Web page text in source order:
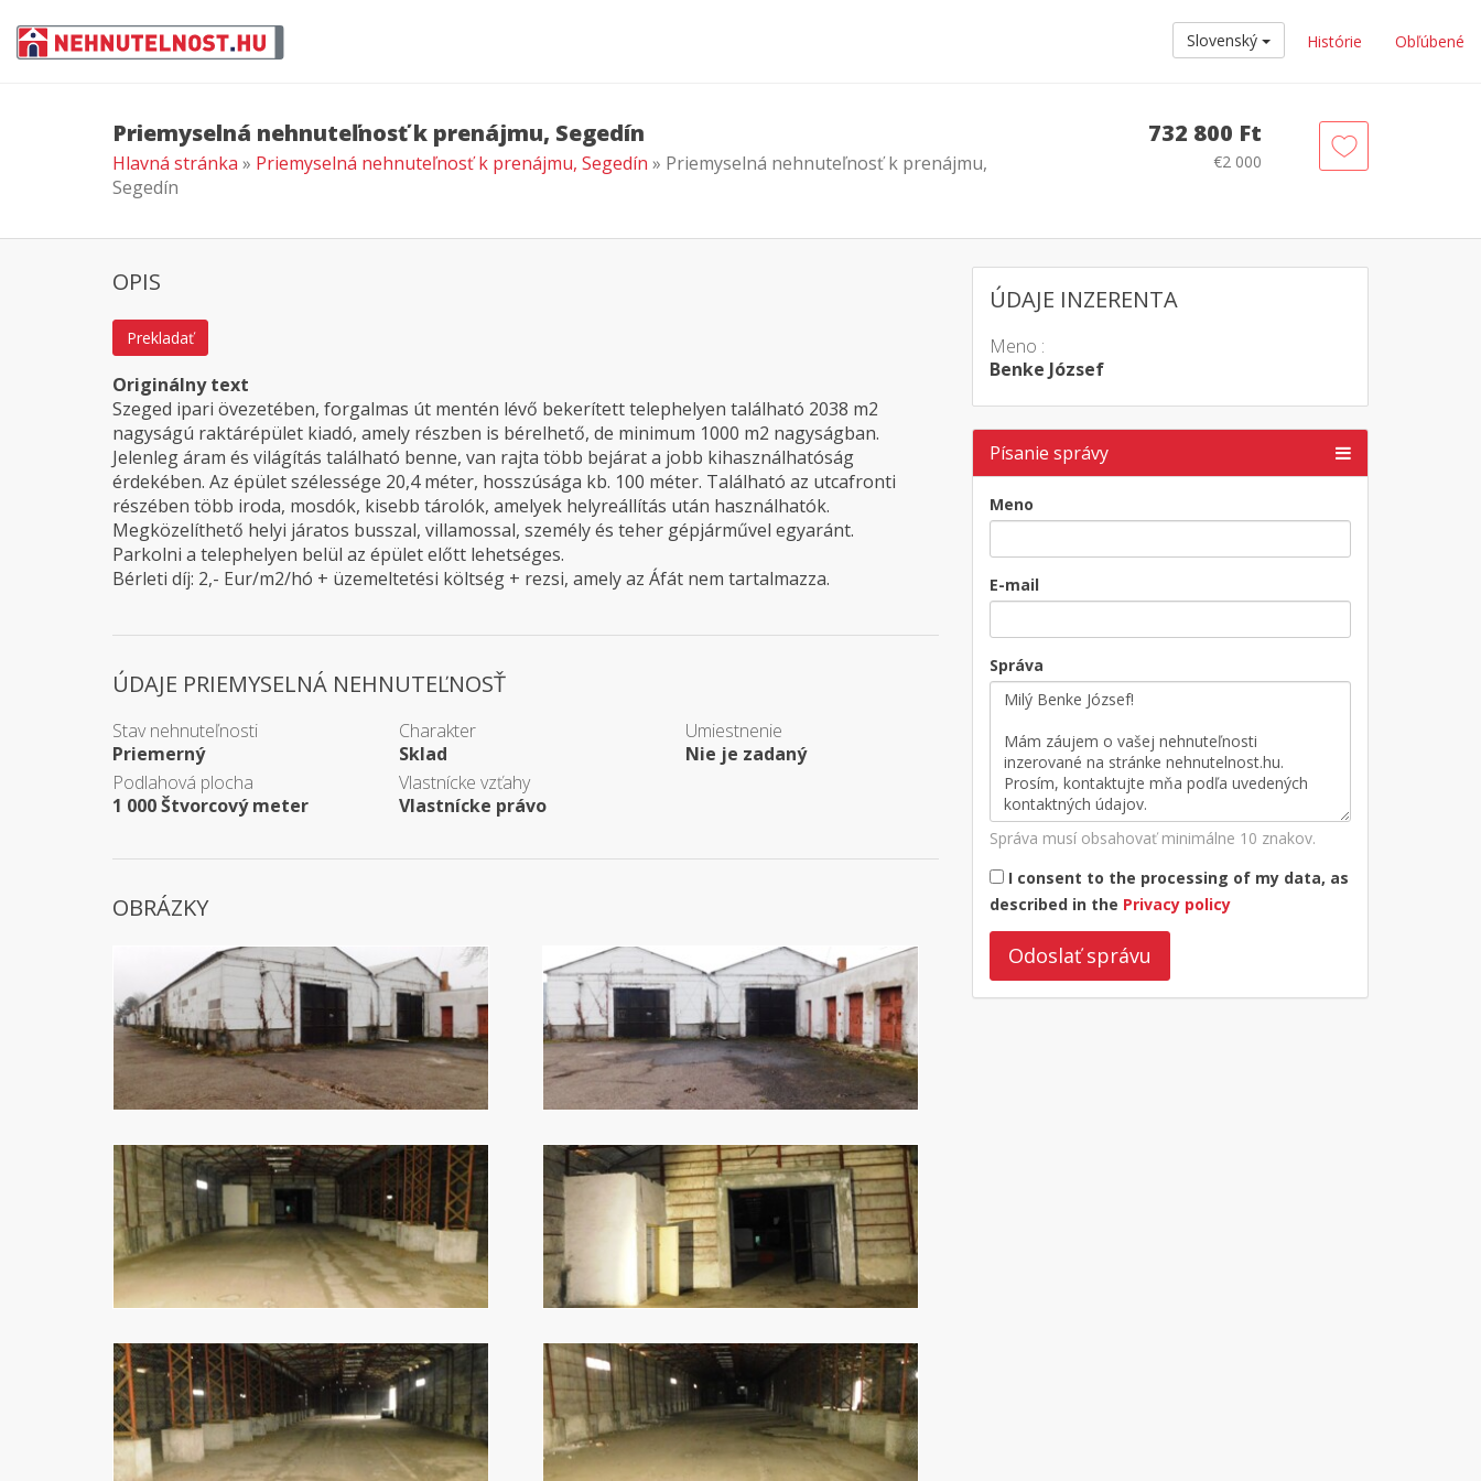
Slovenský Histórie Obľúbené
Priemyselná nehnuteľnosť k prenájmu, Segedín
Hlavná stránka » Priemyselná nehnuteľnosť k prenájmu, Segedín » Priemyselná nehnuteľnosť k prenájmu,
Segedín
732 800 Ft
€2 000
ÚDAJE INZERENTA
Meno :
Benke József
Písanie správy
Meno
E-mail
Správa
Správa musí obsahovať minimálne 10 znakov.
I consent to the processing of my data, as
described in the Privacy policy
Odoslať správu
OPIS
Prekladať
Originálny text
Szeged ipari övezetében, forgalmas út mentén lévő bekerített telephelyen található 2038 m2
nagyságú raktárépület kiadó, amely részben is bérelhető, de minimum 1000 m2 nagyságban.
Jelenleg áram és világítás található benne, van rajta több bejárat a jobb kihasználhatóság
érdekében. Az épület szélessége 20,4 méter, hosszúsága kb. 100 méter. Található az utcafronti
részében több iroda, mosdók, kisebb tárolók, amelyek helyreállítás után használhatók.
Megközelíthető helyi járatos busszal, villamossal, személy és teher gépjárművel egyaránt.
Parkolni a telephelyen belül az épület előtt lehetséges.
Bérleti díj: 2,- Eur/m2/hó + üzemeltetési költség + rezsi, amely az Áfát nem tartalmazza.
ÚDAJE PRIEMYSELNÁ NEHNUTEĽNOSŤ
Stav nehnuteľnosti
Priemerný
Charakter
Sklad
Umiestnenie
Nie je zadaný
Podlahová plocha
1 000 Štvorcový meter
Vlastnícke vzťahy
Vlastnícke právo
OBRÁZKY